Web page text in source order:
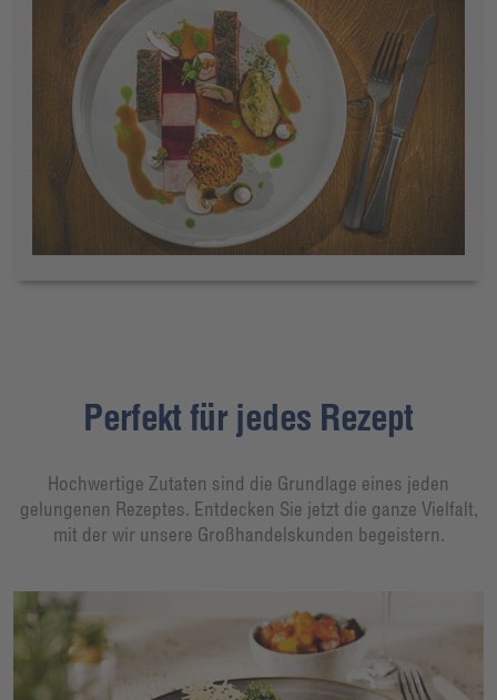
Perfekt für jedes Rezept
Hochwertige Zutaten sind die Grundlage eines jeden
gelungenen Rezeptes. Entdecken Sie jetzt die ganze Vielfalt,
mit der wir unsere Großhandelskunden begeistern.